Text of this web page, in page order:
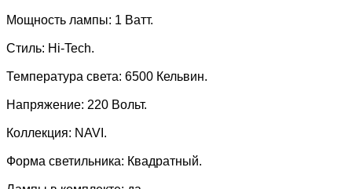
Мощность лампы: 1 Ватт.
Стиль: Hi-Tech.
Температура света: 6500 Кельвин.
Напряжение: 220 Вольт.
Коллекция: NAVI.
Форма светильника: Квадратный.